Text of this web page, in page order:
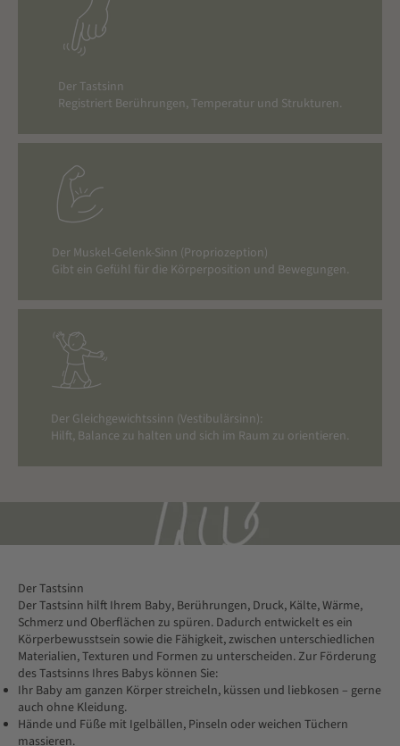
Der Tastsinn
Registriert Berührungen, Temperatur und Strukturen.
Der Muskel-Gelenk-Sinn (Propriozeption)
Gibt ein Gefühl für die Körperposition und Bewegungen.
Der Gleichgewichtssinn (Vestibulärsinn):
Hilft, Balance zu halten und sich im Raum zu orientieren.
Der Tastsinn
Der Tastsinn hilft Ihrem Baby, Berührungen, Druck, Kälte, Wärme,
Schmerz und Oberflächen zu spüren. Dadurch entwickelt es ein
Körperbewusstsein sowie die Fähigkeit, zwischen unterschiedlichen
Materialien, Texturen und Formen zu unterscheiden. Zur Förderung
des Tastsinns Ihres Babys können Sie:
Ihr Baby am ganzen Körper streicheln, küssen und liebkosen – gerne
auch ohne Kleidung.
Hände und Füße mit Igelbällen, Pinseln oder weichen Tüchern
massieren.